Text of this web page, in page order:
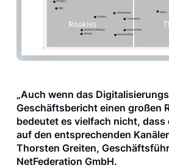
„Auch wenn das
Geschäftsbericht einen großen
bedeutet es vielfach nicht, dass
auf den entsprechenden
Thorsten Greiten,
NetFederation GmbH.